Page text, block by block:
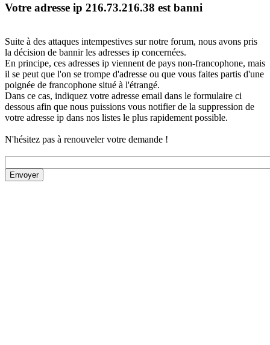
Votre adresse ip 216.73.216.38 est banni
Suite à des attaques intempestives sur notre forum, nous avons pris
la décision de bannir les adresses ip concernées.
En principe, ces adresses ip viennent de pays non-francophone, mais
il se peut que l'on se trompe d'adresse ou que vous faites partis d'une
poignée de francophone situé à l'étrangé.
Dans ce cas, indiquez votre adresse email dans le formulaire ci
dessous afin que nous puissions vous notifier de la suppression de
votre adresse ip dans nos listes le plus rapidement possible.
N'hésitez pas à renouveler votre demande !